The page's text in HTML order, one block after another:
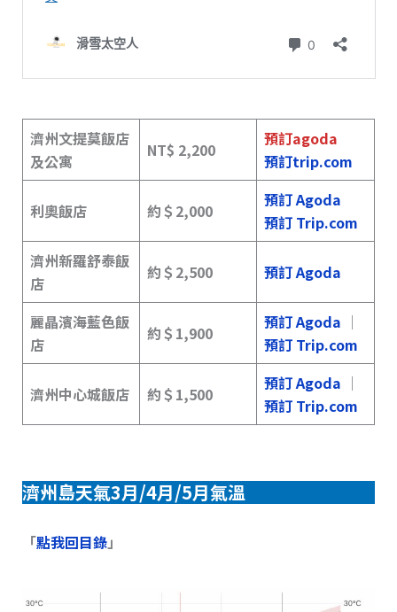
濟州文提莫飯店
及公寓
NT$ 2,200
預訂agoda
預訂trip.com
利奧飯店 約＄2,000
預訂 Agoda
預訂 Trip.com
濟州新羅舒泰飯
店
約＄ 2,500 預訂 Agoda
麗晶濱海藍色飯
店
約＄1,900
預訂 Agoda ｜
預訂 Trip.com
濟州中心城飯店 約＄ 1,500
預訂 Agoda ｜
預訂 Trip.com
濟州島天氣3月/4月/5月氣溫
「點我回目錄」